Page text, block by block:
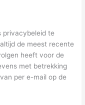
privacybeleid te
de meest recente
heeft voor de
met betrekking
per e-mail op de